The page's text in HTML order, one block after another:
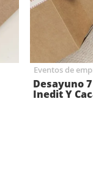
Eventos de
Desayuno
Inedit Y